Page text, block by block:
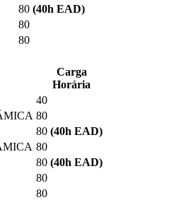
80 (40h EAD)
80
80
Carga
Horária
40
80
80 (40h EAD)
80
80 (40h EAD)
80
80